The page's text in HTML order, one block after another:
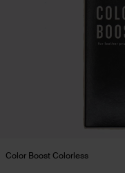
Color Boost Colorless